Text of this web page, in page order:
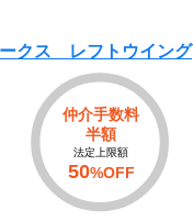
クス レフトウイング
仲介手数料
半額
法定上限額
50%OFF